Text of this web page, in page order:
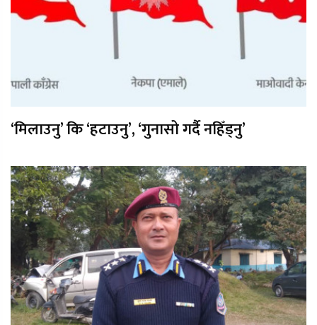
‘मिलाउनु’ कि ‘हटाउनु’, ‘गुनासो गर्दै नहिँड्नु’